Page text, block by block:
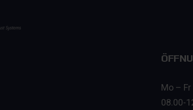
Mo – Fr
08.00-